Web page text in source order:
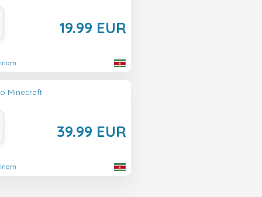
19.99 EUR
Minecraft
39.99 EUR